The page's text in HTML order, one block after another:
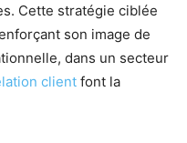
Cette stratégie ciblée
son image de
dans un secteur
client font la